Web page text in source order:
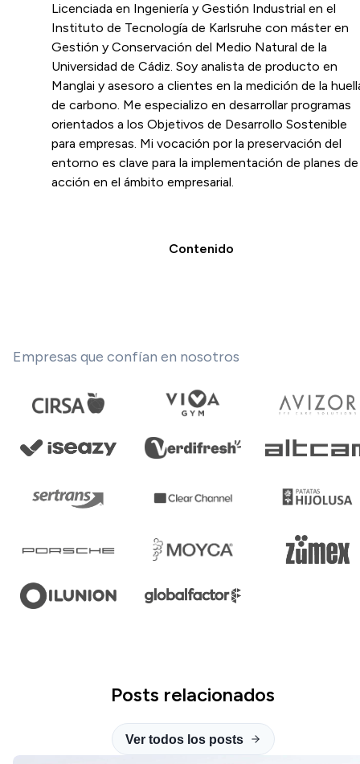
Licenciada en Ingeniería y Gestión Industrial en el
Instituto de Tecnología de Karlsruhe con máster en
Gestión y Conservación del Medio Natural de la
Universidad de Cádiz. Soy analista de producto en
Manglai y asesoro a clientes en la medición de la
de carbono. Me especializo en desarrollar programas
orientados a los Objetivos de Desarrollo Sostenible
para empresas. Mi vocación por la preservación del
entorno es clave para la implementación de planes de
acción en el ámbito empresarial.
Contenido
Empresas que confían en nosotros
Posts relacionados
Ver todos los posts